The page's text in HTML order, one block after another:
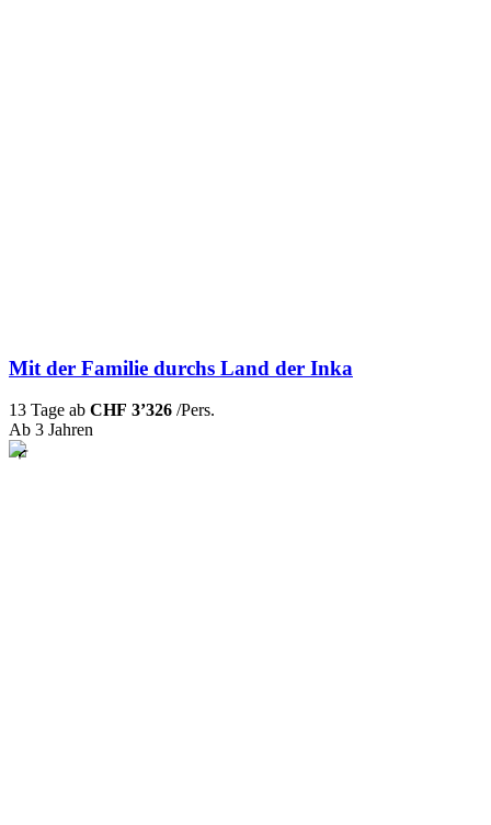
Mit der Familie durchs Land der Inka
13 Tage ab CHF 3’326 /Pers.
Ab 3 Jahren